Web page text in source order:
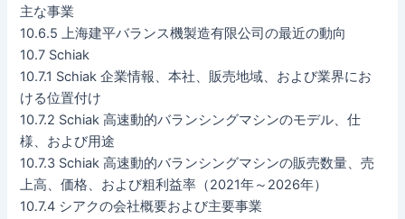
主な事業
10.6.5 上海建平バランス機製造有限公司の最近の動向
10.7 Schiak
10.7.1 Schiak 企業情報、本社、販売地域、および業界にお
ける位置付け
10.7.2 Schiak 高速動的バランシングマシンのモデル、仕
様、および用途
10.7.3 Schiak 高速動的バランシングマシンの販売数量、売
上高、価格、および粗利益率（2021年～2026年）
10.7.4 シアクの会社概要および主要事業